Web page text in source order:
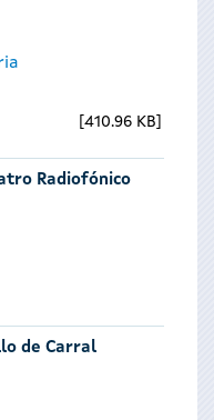
410.96 KB
Radiofónico
de Carral